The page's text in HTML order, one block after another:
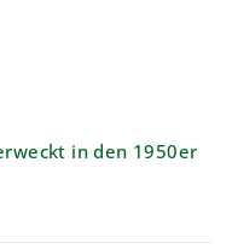
in den 1950er